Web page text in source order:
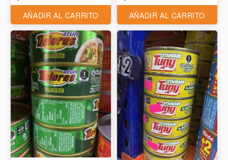
AÑADIR AL CARRITO AÑADIR AL CARRITO